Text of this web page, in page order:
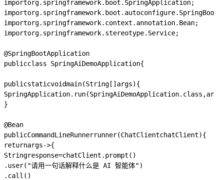
importorg.springframework.boot.SpringApplication;
import
importorg.springframework.context.annotation.Bean;
importorg.springframework.stereotype.Service;
@SpringBootApplication
publicclass SpringAiDemoApplication{
publicstaticvoidmain(String [] args){
SpringApplication. run(SpringAiDemoApplication. class ,
}
@Bean
publicCommandLineRunnerrunner(ChatClientchatClient){
returnargs->{
Stringresponse=chatClient . prompt ()
. user( "请用一句话解释什么是 AI 智能体")
. call ()